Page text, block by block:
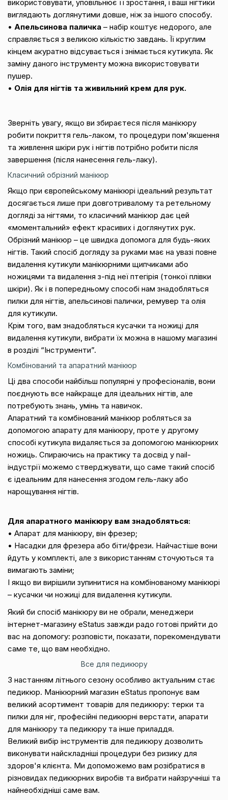
використовувати, уповільнює її зростання, і ваші нігтики
виглядають доглянутими довше, ніж за іншого способу.
• Апельсинова паличка – набір коштує недорого, але
справляється з великою кількістю завдань. Її круглим
кінцем акуратно відсувається і знімається кутикула. Як
заміну даного інструменту можна використовувати
пушер.
• Олія для нігтів та живильний крем для рук.
Зверніть увагу, якщо ви збираєтеся після манікюру
робити покриття гель-лаком, то процедури пом'якшення
та живлення шкіри рук і нігтів потрібно робити після
завершення (після нанесення гель-лаку).
Класичний обрізний манікюр
Якщо при європейському манікюрі ідеальний результат
досягається лише при довготривалому та ретельному
догляді за нігтями, то класичний манікюр дає цей
«моментальний» ефект красивих і доглянутих рук.
Обрізний манікюр – це швидка допомога для будь-яких
нігтів. Такий спосіб догляду за руками має на увазі повне
видалення кутикули манікюрними щипчиками або
ножицями та видалення з-під неї птегірія (тонкої плівки
шкіри). Як і в попередньому способі нам знадобляться
пилки для нігтів, апельсинові палички, ремувер та олія
для кутикули.
Крім того, вам знадобляться кусачки та ножиці для
видалення кутикули, вибрати їх можна в нашому магазині
в розділі “Інструменти”.
Комбінований та апаратний манікюр
Ці два способи найбільш популярні у професіоналів, вони
поєднують все найкраще для ідеальних нігтів, але
потребують знань, умінь та навичок.
Апаратний та комбінований манікюр робляться за
допомогою апарату для манікюру, проте у другому
способі кутикула видаляється за допомогою манікюрних
ножиць. Спираючись на практику та досвід у nail-
індустрії можемо стверджувати, що саме такий спосіб
є ідеальним для нанесення згодом гель-лаку або
нарощування нігтів.
Для апаратного манікюру вам знадобляться:
• Апарат для манікюру, він фрезер;
• Насадки для фрезера або біти/фрези. Найчастіше вони
йдуть у комплекті, але з використанням сточуються та
вимагають заміни;
І якщо ви вирішили зупинитися на комбінованому манікюрі
– кусачки чи ножиці для видалення кутикули.
Який би спосіб манікюру ви не обрали, менеджери
інтернет-магазину eStatus завжди радо готові прийти до
вас на допомогу: розповісти, показати, порекомендувати
саме те, що вам необхідно.
Все для педикюру
З настанням літнього сезону особливо актуальним стає
педикюр. Манікюрний магазин eStatus пропонує вам
великий асортимент товарів для педикюру: терки та
пилки для ніг, професійні педикюрні верстати, апарати
для манікюру та педикюру та інше приладдя.
Великий вибір інструментів для педикюру дозволить
виконувати найскладніші процедури без ризику для
здоров'я клієнта. Ми допоможемо вам розібратися в
різновидах педикюрних виробів та вибрати найзручніші та
найнеобхідніші саме вам.